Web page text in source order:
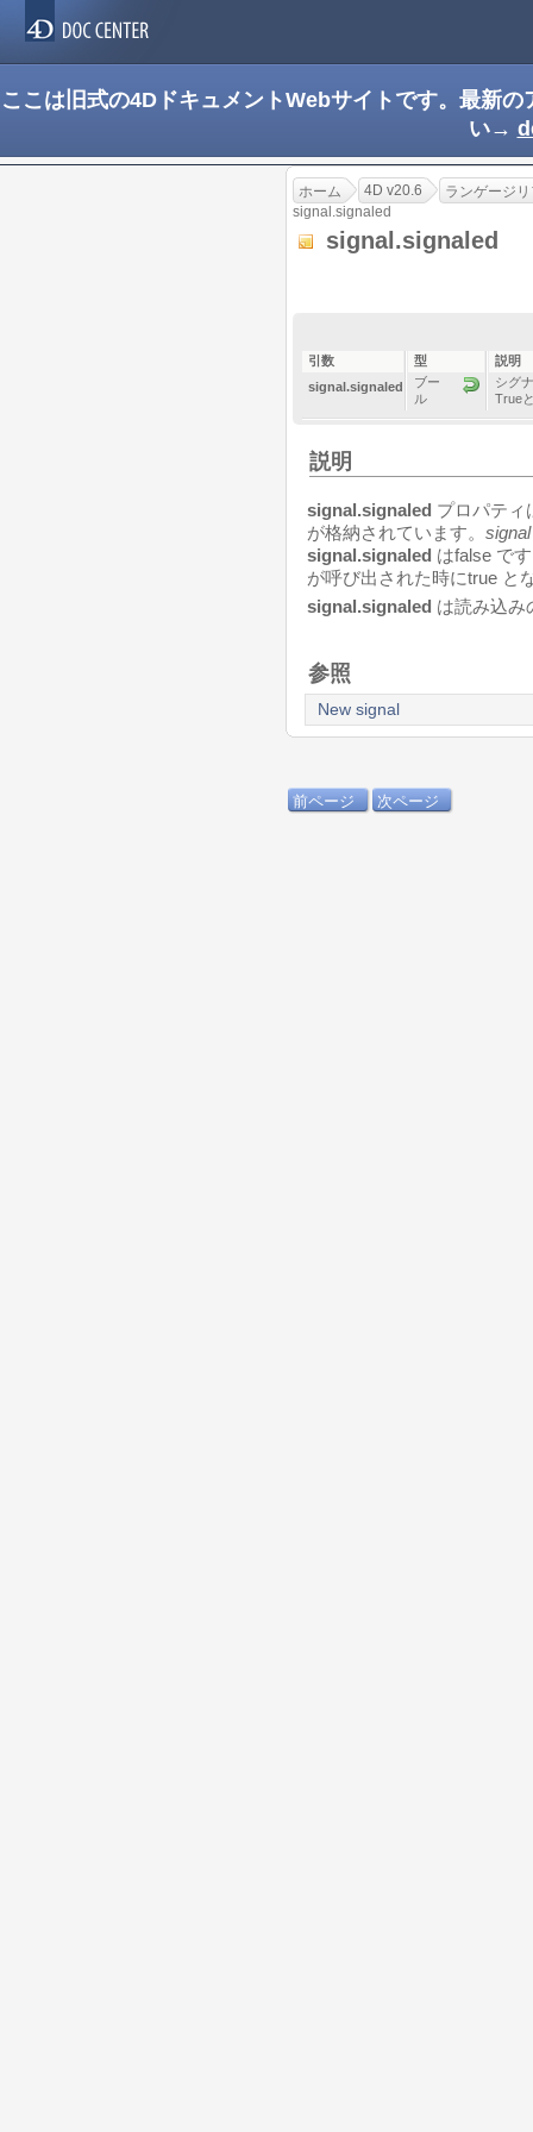
ここは旧式の4DドキュメントWebサイトです。最新
い→
ホーム 4D v20.6
ランゲージ
signal.signaled
signal.signaled
引数 型
説明
signal.signaled
ブー
ル
シグ
True
説明
signal.signaled プロパティ
が格納されています。 signal
signal.signaled はfalse で
が呼び出された時にtrue と
signal.signaled は読み込み
参照
New signal
前ページ 次ページ